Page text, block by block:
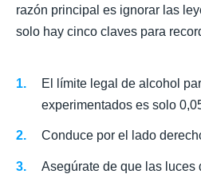
razón principal es ignorar las
solo hay cinco claves para
El límite legal de alcohol
experimentados es solo
Conduce por el lado
Asegúrate de que las luces